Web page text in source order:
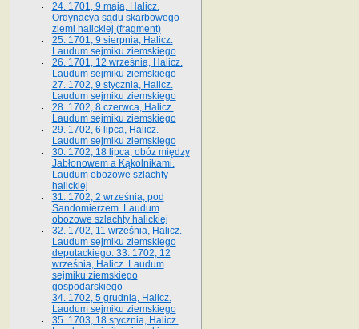
24. 1701, 9 maja, Halicz.
Ordynacya sądu skarbowego
ziemi halickiej (fragment)
25. 1701, 9 sierpnia, Halicz.
Laudum sejmiku ziemskiego
26. 1701, 12 września, Halicz.
Laudum sejmiku ziemskiego
27. 1702, 9 stycznia, Halicz.
Laudum sejmiku ziemskiego
28. 1702, 8 czerwca, Halicz.
Laudum sejmiku ziemskiego
29. 1702, 6 lipca, Halicz.
Laudum sejmiku ziemskiego
30. 1702, 18 lipca, obóz między
Jabłonowem a Kąkolnikami.
Laudum obozowe szlachty
halickiej
31. 1702, 2 września, pod
Sandomierzem. Laudum
obozowe szlachty halickiej
32. 1702, 11 września, Halicz.
Laudum sejmiku ziemskiego
deputackiego. 33. 1702, 12
września, Halicz. Laudum
sejmiku ziemskiego
gospodarskiego
34. 1702, 5 grudnia, Halicz.
Laudum sejmiku ziemskiego
35. 1703, 18 stycznia, Halicz.